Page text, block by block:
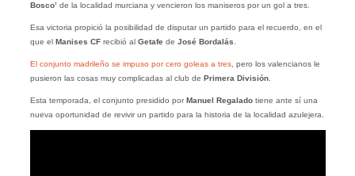
Bosco’ de la localidad murciana y vencieron los maniseros por un gol a tres.
Esa victoria propició la posibilidad de disputar un partido para el recuerdo, en el
que el Manises CFrecibió al Getafede José Bordalás
El conjunto madrileño se impuso por cero goleas a tres, pero los valencianos le
pusieron las cosas muy complicadas al club de Primera División.
Esta temporada, el conjunto presidido porManuel Regaladotiene ante sí una
nueva oportunidad de revivir un partido para la historia de la localidad azulejera.